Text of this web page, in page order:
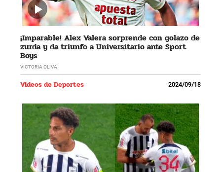
¡Imparable! Alex Valera sorprende con golazo de
zurda y da triunfo a Universitario ante Sport
Boys
VICTORIA OLIVA
Videos de Deportes 2024/09/18